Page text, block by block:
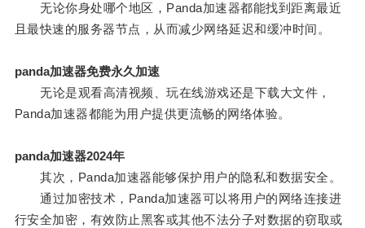
无论你身处哪个地区，Panda加速器都能找到距离最近
且最快速的服务器节点，从而减少网络延迟和缓冲时间。
panda加速器免费永久加速
无论是观看高清视频、玩在线游戏还是下载大文件，
Panda加速器都能为用户提供更流畅的网络体验。
panda加速器2024年
其次，Panda加速器能够保护用户的隐私和数据安全。
通过加密技术，Panda加速器可以将用户的网络连接进
行安全加密，有效防止黑客或其他不法分子对数据的窃取或